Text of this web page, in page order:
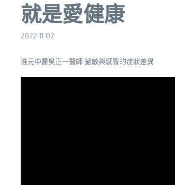
就是愛健康
2022-11-02
淮元中醫吳正一醫師 過敏與感冒的症狀差異